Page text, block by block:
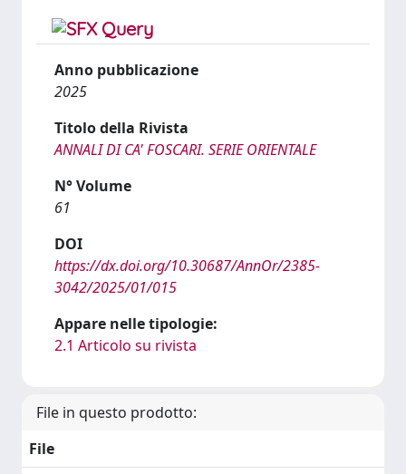
Anno pubblicazione
2025
Titolo della Rivista
ANNALI DI CA' FOSCARI. SERIE ORIENTALE
N° Volume
61
DOI
https://dx.doi.org/10.30687/AnnOr/2385-
3042/2025/01/015
Appare nelle tipologie:
2.1 Articolo su rivista
File in questo prodotto:
File